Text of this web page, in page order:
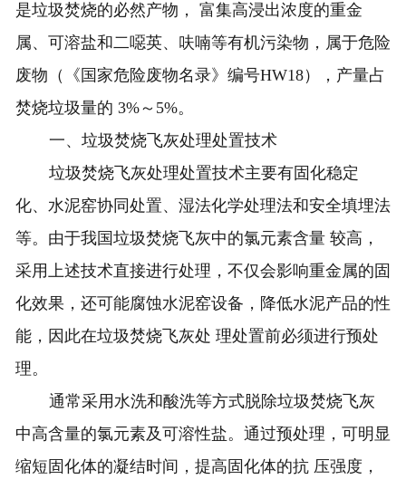
是垃圾焚烧的必然产物， 富集高浸出浓度的重金
属、可溶盐和二噁英、呋喃等有机污染物，属于危险
废物（《国家危险废物名录》编号HW18），产量占
焚烧垃圾量的 3%～5%。
一、垃圾焚烧飞灰处理处置技术
垃圾焚烧飞灰处理处置技术主要有固化稳定
化、水泥窑协同处置、湿法化学处理法和安全填埋法
等。由于我国垃圾焚烧飞灰中的氯元素含量 较高，
采用上述技术直接进行处理，不仅会影响重金属的固
化效果，还可能腐蚀水泥窑设备，降低水泥产品的性
能，因此在垃圾焚烧飞灰处 理处置前必须进行预处
理。
通常采用水洗和酸洗等方式脱除垃圾焚烧飞灰
中高含量的氯元素及可溶性盐。通过预处理，可明显
缩短固化体的凝结时间，提高固化体的抗 压强度，